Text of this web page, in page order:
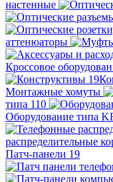
настенные
аттенюаторы
Кроссовое
Монтажные хомуты
типа 110
Оборудование типа
распределительные
Патч-панели 19